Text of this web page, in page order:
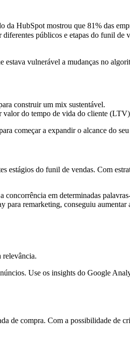
HubSpot mostrou que 81% das
públicos e etapas do funil de
vulnerável a mudanças no
construir um mix sustentável.
valor do tempo de vida do cliente
começar a expandir o alcance do
estágios do funil de vendas. Com
em determinadas
remarketing, conseguiu aumentar
relevância.
Use os insights do Google
de compra. Com a possibilidade de